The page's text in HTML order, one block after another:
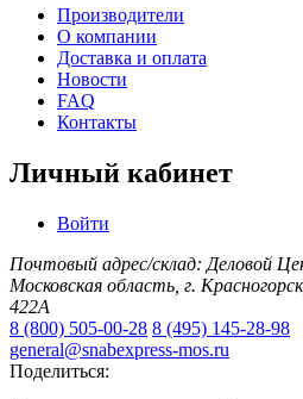
Производители
О компании
Доставка и оплата
Новости
FAQ
Контакты
Личный кабинет
Войти
Почтовый адрес/склад: Деловой
Московская область, г.
422А
8 (800) 505-00-28 8 (495) 145-28-98
general@snabexpress-mos.ru
Поделиться: